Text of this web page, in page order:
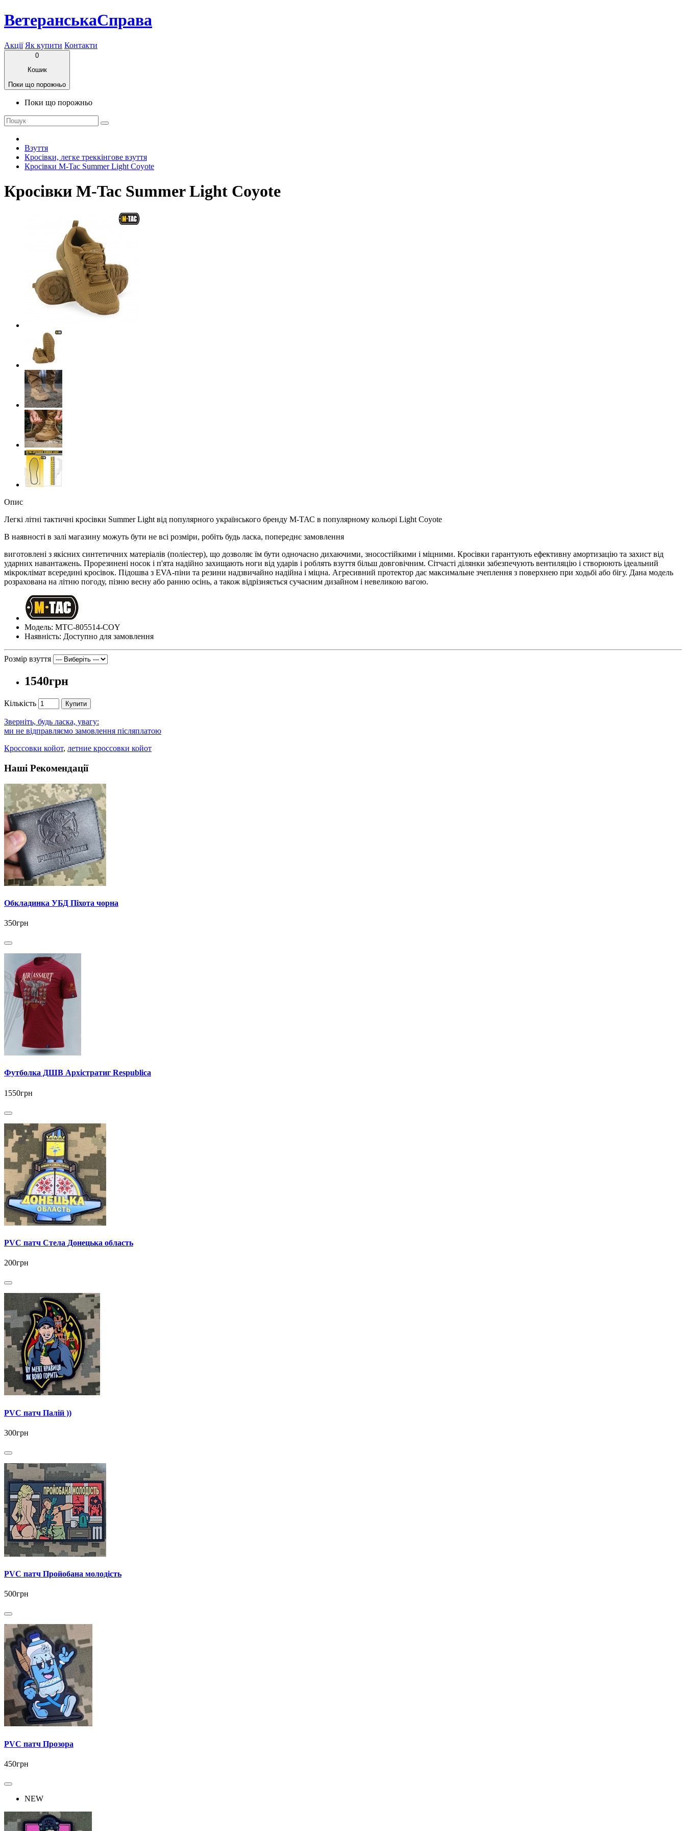
ВетеранськаСправа
Акції Як купити Контакти
0
Кошик
Поки що порожньо
Поки що порожньо
Взуття
Кросівки, легке треккінгове взуття
Кросівки M-Tac Summer Light Coyote
Кросівки M-Tac Summer Light Coyote
Опис
Легкі літні тактичні кросівки Summer Light від популярного українського бренду М-ТАС в популярному кольорі Light Coyote
В наявності в залі магазину можуть бути не всі розміри, робіть будь ласка, попереднє замовлення
виготовлені з якісних синтетичних матеріалів (поліестер), що дозволяє їм бути одночасно дихаючими, зносостійкими і міцними. Кросівки гарантують ефективну амортизацію та захист від
ударних навантажень. Прорезинені носок і п'ята надійно захищають ноги від ударів і роблять взуття більш довговічним. Сітчасті ділянки забезпечують вентиляцію і створюють ідеальний
мікроклімат всередині кросівок. Підошва з EVA-піни та резини надзвичайно надійна і міцна. Агресивний протектор дає максимальне зчеплення з поверхнею при ходьбі або бігу. Дана модель
розрахована на літню погоду, пізню весну або ранню осінь, а також відрізняється сучасним дизайном і невеликою вагою.
Модель: MTC-805514-COY
Наявність: Доступно для замовлення
Розмір взуття
1540грн
Кількість Купити
Зверніть, будь ласка, увагу:
ми не відправляємо замовлення післяплатою
Кроссовки койот, летние кроссовки койот
Наші Рекомендації
Обкладинка УБД Піхота чорна
350грн
Футболка ДШВ Архістратиг Respublica
1550грн
PVC патч Стела Донецька область
200грн
PVC патч Палій ))
300грн
PVC патч Пройобана молодість
500грн
PVC патч Прозора
450грн
NEW